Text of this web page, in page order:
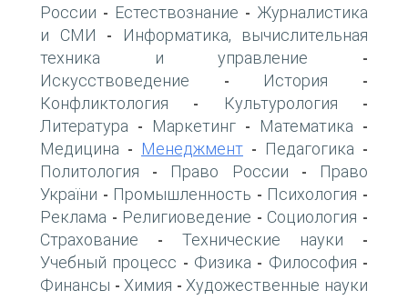
России - Естествознание - Журналистика
и СМИ -
Информатика, вычислительная
техника и управление -
Искусствоведение - История -
Конфликтология - Культурология -
Литература - Маркетинг - Математика -
Медицина - Менеджмент - Педагогика -
Политология - Право России -
Право
України - Промышленность - Психология -
Реклама - Религиоведение - Социология -
Страхование - Технические науки -
Учебный процесс - Физика - Философия -
Финансы - Химия - Художественные науки